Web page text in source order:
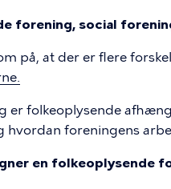
forening, social
på, at der er flere
er folkeoplysende
hvordan foreningens
en folkeoplysende